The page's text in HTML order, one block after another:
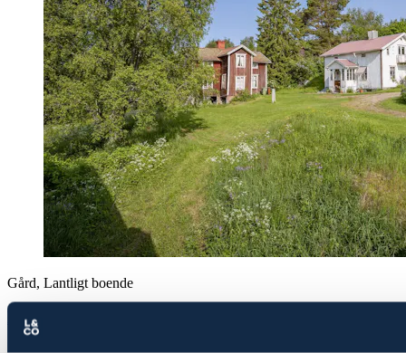
Gård, Lantligt boende
Lantlig idyll i vackra Selångersdalen